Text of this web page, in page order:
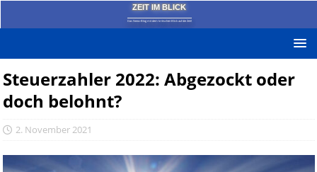
ZEIT IM BLICK
Das News-Blog mit dem kritischen Blick auf die Zeit!
Steuerzahler 2022: Abgezockt oder
doch belohnt?
2. November 2021